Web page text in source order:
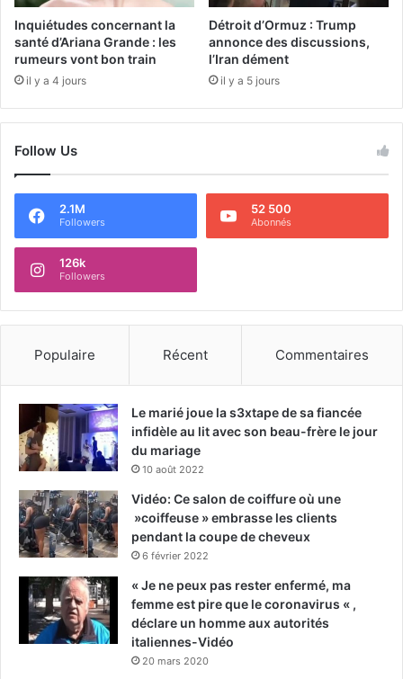
Inquiétudes concernant la
santé d’Ariana Grande : les
rumeurs vont bon train
il y a 4 jours
Détroit d’Ormuz : Trump
annonce des discussions,
l’Iran dément
il y a 5 jours
Follow Us
2.1M
Followers
52 500
Abonnés
126k
Followers
Populaire Récent Commentaires
Le marié joue la s3xtape de sa fiancée
infidèle au lit avec son beau-frère le jour
du mariage
10 août 2022
Vidéo: Ce salon de coiffure où une
»coiffeuse » embrasse les clients
pendant la coupe de cheveux
6 février 2022
« Je ne peux pas rester enfermé, ma
femme est pire que le coronavirus « ,
déclare un homme aux autorités
italiennes-Vidéo
20 mars 2020